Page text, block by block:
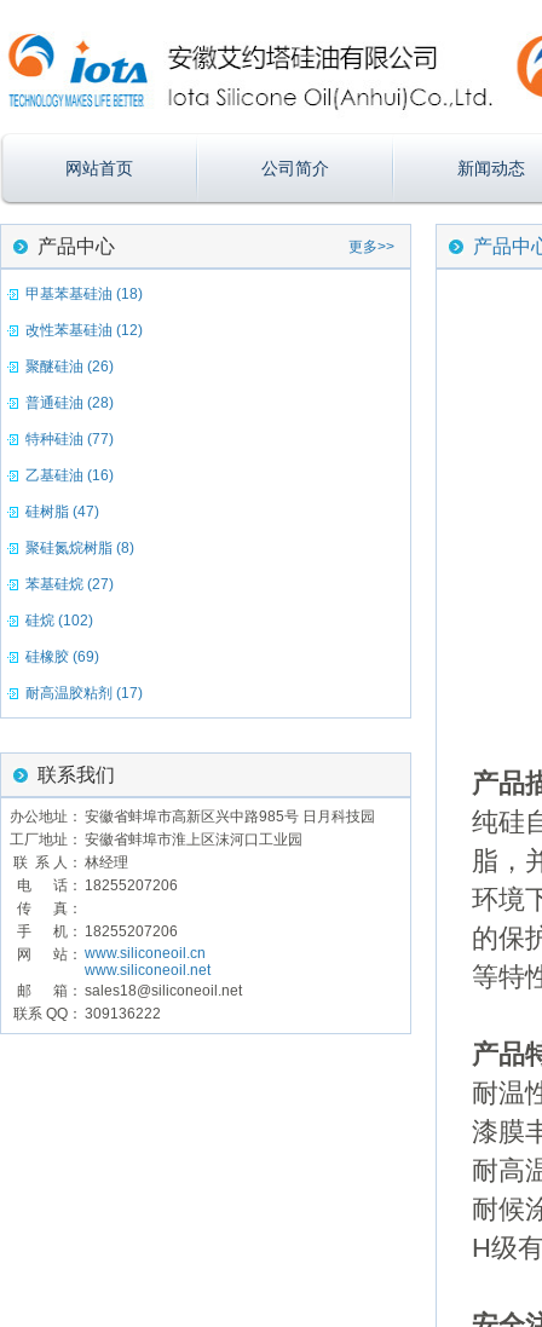
网站首页 公司简介 新闻动态
产品中心 更多>>
甲基苯基硅油 (18)
改性苯基硅油 (12)
聚醚硅油 (26)
普通硅油 (28)
特种硅油 (77)
乙基硅油 (16)
硅树脂 (47)
聚硅氮烷树脂 (8)
苯基硅烷 (27)
硅烷 (102)
硅橡胶 (69)
耐高温胶粘剂 (17)
联系我们
办公地址： 安徽省蚌埠市高新区兴中路985号 日月科技园
工厂地址： 安徽省蚌埠市淮上区沫河口工业园
联 系 人： 林经理
电 话： 18255207206
传 真：
手 机： 18255207206
网 站： www.siliconeoil.cn
www.siliconeoil.net
邮 箱： sales18@siliconeoil.net
联系 QQ： 309136222
产品中
产品
纯硅
脂，
环境
的保
等特
产品
耐温
漆膜
耐高
耐候
H级